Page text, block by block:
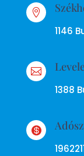

1146

1388
